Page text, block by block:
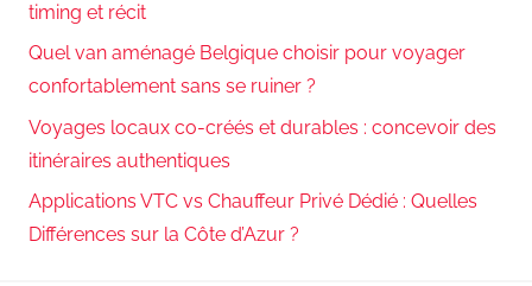
timing et récit
Quel van aménagé Belgique choisir pour voyager
confortablement sans se ruiner ?
Voyages locaux co-créés et durables : concevoir des
itinéraires authentiques
Applications VTC vs Chauffeur Privé Dédié : Quelles
Différences sur la Côte d’Azur ?